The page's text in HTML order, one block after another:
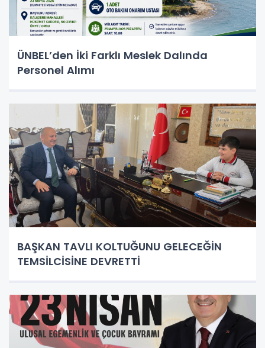
ÜNBEL’den İki Farklı Meslek Dalında
Personel Alımı
BAŞKAN TAVLI KOLTUĞUNU GELECEĞİN
TEMSİLCİSİNE DEVRETTİ